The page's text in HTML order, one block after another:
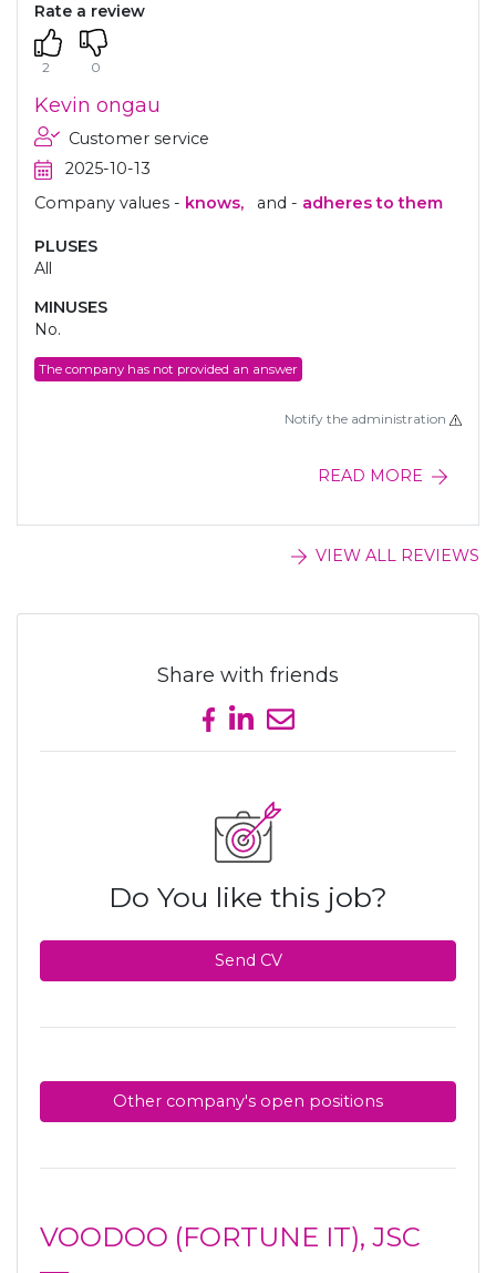
Kevin ongau
Customer service
2025-10-13
Company values - knows, and - adheres to them
PLUSES
All
MINUSES
No.
The company has not provided an answer
Rate a review
2 0
Notify the administration
READ MORE
VIEW ALL REVIEWS
Share with friends
Share on Facebook
Share on LinkedIn
Send email
Do You like this job?
Send CV
Other company's open positions
VOODOO (FORTUNE IT), JSC